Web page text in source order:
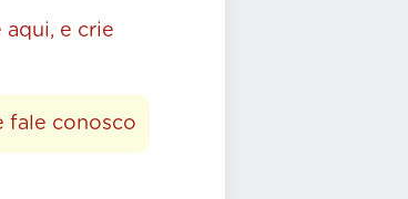
aqui, e crie
fale conosco